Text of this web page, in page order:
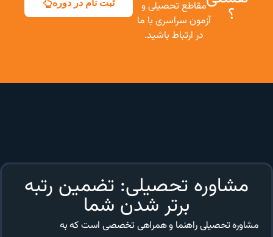
؟
مقاطع تحصیلی و
آزمون سراسری با ما
در ارتباط باشید.
ثبت نام در دوره
مشاوره تحصیلی: تضمین رتبه
برتر شدن شما
مشاوره تحصیلی راهنما و همراهی تخصصی است که به